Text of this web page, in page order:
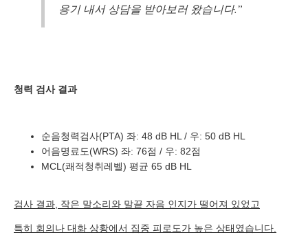
용기 내서 상담을 받아보러 왔습니다.”
청력 검사 결과
순음청력검사(PTA) 좌: 48 dB HL / 우: 50 dB HL
어음명료도(WRS) 좌: 76점 / 우: 82점
MCL(쾌적청취레벨) 평균 65 dB HL
검사 결과, 작은 말소리와 말끝 자음 인지가 떨어져 있었고
특히 회의나 대화 상황에서 집중 피로도가 높은 상태였습니다.
이름
센터